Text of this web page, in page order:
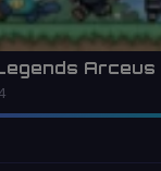
Arceus